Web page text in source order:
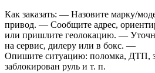
Как заказать: — Назовите марку/
привод. — Сообщите адрес,
или пришлите геолокацию. —
на сервис, дилеру или в бокс. —
Опишите ситуацию: поломка, ДТП,
заблокирован руль и т. п.